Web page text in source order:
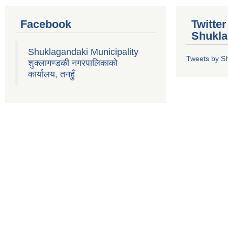
Facebook
Shuklagandaki Municipality
शुक्लागण्डकी नगरपालिकाको
कार्यालय, तनहुँ
Tweets by